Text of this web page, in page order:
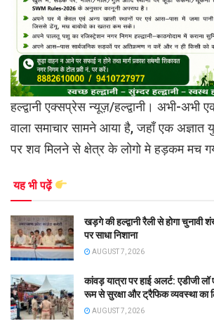
हल्द्वानी एक्सप्रेस न्यूज़/हल्द्वानी। अभी-अभी
वाला समाचार सामने आया है, जहाँ एक
पर शव मिलने से क्षेत्र के लोगो मे हड़कम मच
यह भी पढ़ें
खड़गे की हल्द्वानी रैली से होगा
पर साधा निशाना
AUGUST 7, 2026
कांवड़ यात्रा पर हाई अलर्ट: एडीजी
रूम से सुरक्षा और ट्रैफिक व्यवस्था का
AUGUST 7, 2026